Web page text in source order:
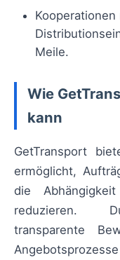
Kooperationen
Meile.
Wie
kann
GetTransport
ermöglicht,
die
reduzieren.
transparente